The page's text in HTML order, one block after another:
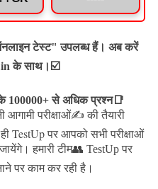
टेस्ट" उपलब्ध हैं। अब करें
के साथ।☑️
के 100000+ से अधिक प्रश्न📑
आगामी परीक्षाओं✍️ की तैयारी
TestUp पर आपको सभी परीक्षाओं
हमारी टीम👥 TestUp पर
पर काम कर रही है।